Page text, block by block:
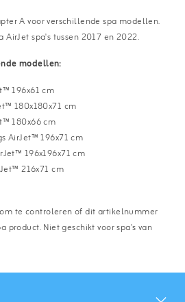
A voor verschillende spa modellen.
AirJet spa's tussen 2017 en 2022.
modellen:
196x61 cm
180x180x71 cm
180x66 cm
AirJet™ 196x71 cm
196x196x71 cm
216x71 cm
te controleren of dit artikelnummer
product. Niet geschikt voor spa's van